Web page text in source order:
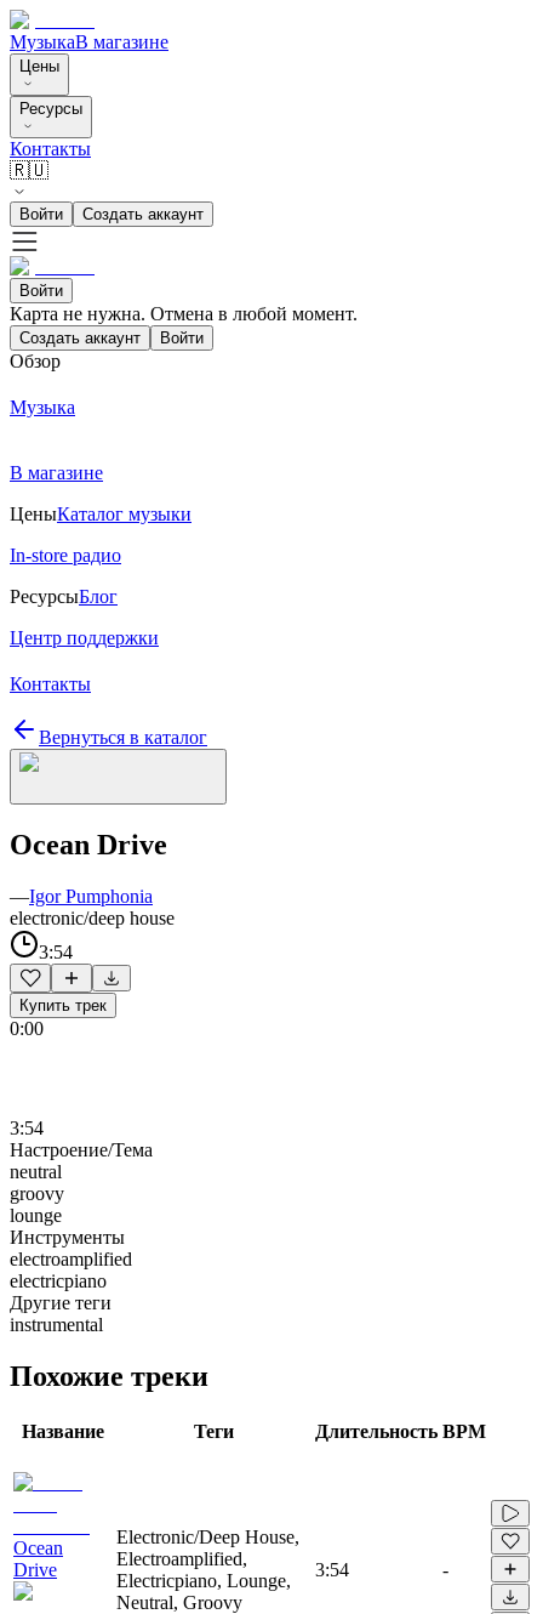
МузыкаВ магазине
Цены
Ресурсы
Контакты
🇷🇺
Войти Создать аккаунт
Войти
Карта не нужна. Отмена в любой момент.
Создать аккаунт Войти
Обзор
Музыка
В магазине
ЦеныКаталог музыки
In-store радио
РесурсыБлог
Центр поддержки
Контакты
Вернуться в каталог
Ocean Drive
—Igor Pumphonia
electronic/deep house
3:54
Купить трек
0:00
3:54
Настроение/Тема
neutral
groovy
lounge
Инструменты
electroamplified
electricpiano
Другие теги
instrumental
Похожие треки
Название Теги Длительность BPM
Ocean
Drive
Electronic/Deep House,
Electroamplified,
Electricpiano, Lounge,
Neutral, Groovy
3:54 -